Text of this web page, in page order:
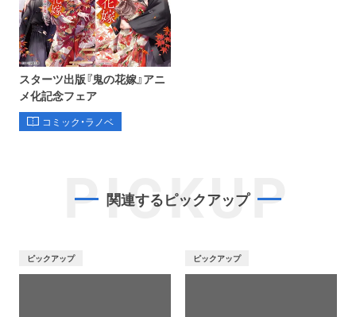
スターツ出版『鬼の花嫁』アニ
メ化記念フェア
コミック・ラノベ
PICKUP
関連するピックアップ
ピックアップ ピックアップ